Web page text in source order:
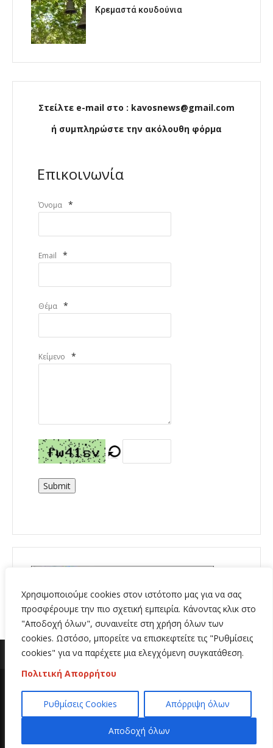
Χρησιμοποιούμε cookies στον ιστότοπο μας για να σας
προσφέρουμε την πιο σχετική εμπειρία. Κάνοντας κλικ στο
"Αποδοχή όλων", συναινείτε στη χρήση όλων των
cookies. Ωστόσο, μπορείτε να επισκεφτείτε τις "Ρυθμίσεις
cookies" για να παρέχετε μια ελεγχόμενη συγκατάθεση.
Πολιτική Απορρήτου
Ρυθμίσεις Cookies Απόρριψη όλων
Αποδοχή όλων
Κρεμαστά κουδούνια
Στείλτε e-mail στο : kavosnews@gmail.com
ή συμπληρώστε την ακόλουθη φόρμα
Επικοινωνία
Όνομα *
Email *
Θέμα *
Κείμενο *
Submit
Copyright 2020 | All Rights Reserved | Κατασκευή
ιστοσελίδων
Hi Web